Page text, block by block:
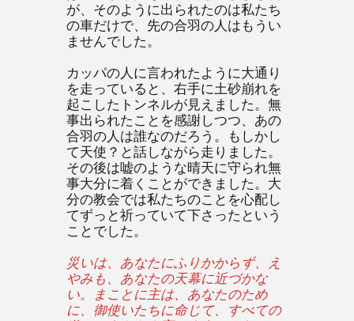
が、そのように出られたのは私たち
の車だけで、先の合羽の人はもうい
ませんでした。
カッパの人に言われたように大通り
を走っていると、右手に土砂崩れを
起こしたトンネルが見えました。無
事出られたことを感謝しつつ、あの
合羽の人は誰なのだろう。もしかし
て天使？と話しながら走りました。
その後は嘘のような晴天に守られ無
事大分に着くことができました。大
分の教会では私たちのことを心配し
てずっと祈っていて下さったという
ことでした。
災いは、あなたにふりかからず、え
やみも、あなたの天幕に近づかな
い。まことに主は、あなたのため
に、御使いたちに命じて、すべての